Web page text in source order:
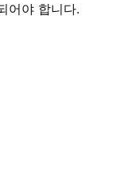
어야 합니다.